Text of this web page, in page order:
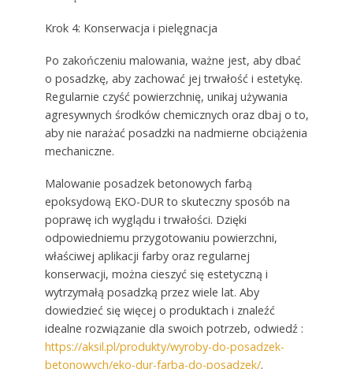
Krok 4: Konserwacja i pielęgnacja
Po zakończeniu malowania, ważne jest, aby dbać
o posadzkę, aby zachować jej trwałość i estetykę.
Regularnie czyść powierzchnię, unikaj używania
agresywnych środków chemicznych oraz dbaj o to,
aby nie narażać posadzki na nadmierne obciążenia
mechaniczne.
Malowanie posadzek betonowych farbą
epoksydową EKO-DUR to skuteczny sposób na
poprawę ich wyglądu i trwałości. Dzięki
odpowiedniemu przygotowaniu powierzchni,
właściwej aplikacji farby oraz regularnej
konserwacji, można cieszyć się estetyczną i
wytrzymałą posadzką przez wiele lat. Aby
dowiedzieć się więcej o produktach i znaleźć
idealne rozwiązanie dla swoich potrzeb, odwiedź :
https://aksil.pl/produkty/wyroby-do-posadzek-
betonowych/eko-dur-farba-do-posadzek/.